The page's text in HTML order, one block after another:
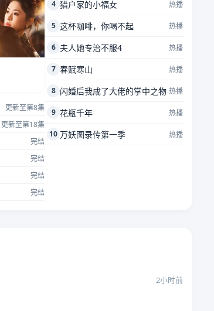
更新至第8集
更新至第18集
完结
完结
完结
完结
4 猎户家的小福女 热播
5 这杯咖啡，你喝不起 热播
6 夫人她专治不服4 热播
7 春赋寒山 热播
8 闪婚后我成了大佬的掌中之物 热播
9 花瓶千年 热播
10 万妖图录传第一季 热播
2小时前